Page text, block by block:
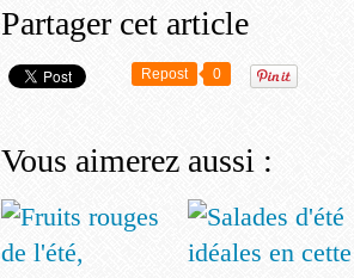
Partager cet article
Repost 0
Vous aimerez aussi :